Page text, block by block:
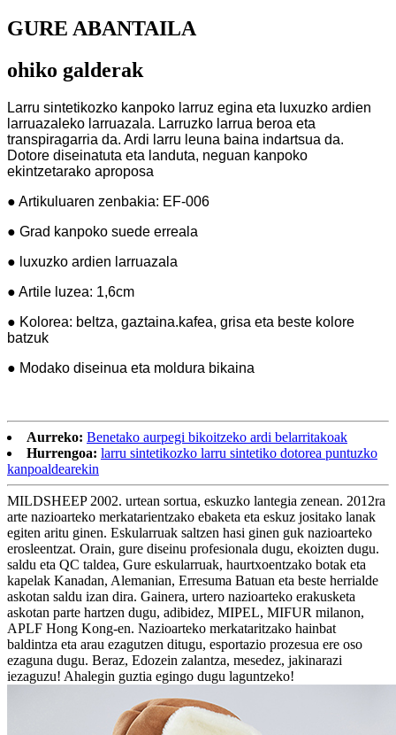
GURE ABANTAILA
ohiko galderak
Larru sintetikozko kanpoko larruz egina eta luxuzko ardien
larruazaleko larruazala. Larruzko larrua beroa eta
transpiragarria da. Ardi larru leuna baina indartsua da.
Dotore diseinatuta eta landuta, neguan kanpoko
ekintzetarako aproposa
● Artikuluaren zenbakia: EF-006
● Grad kanpoko suede erreala
● luxuzko ardien larruazala
● Artile luzea: 1,6cm
● Kolorea: beltza, gaztaina.kafea, grisa eta beste kolore
batzuk
● Modako diseinua eta moldura bikaina
Aurreko: Benetako aurpegi bikoitzeko ardi belarritakoak
Hurrengoa: larru sintetikozko larru sintetiko dotorea puntuzko
kanpoaldearekin
MILDSHEEP 2002. urtean sortua, eskuzko lantegia zenean. 2012ra
arte nazioarteko merkatarientzako ebaketa eta eskuz jositako lanak
egiten aritu ginen. Eskularruak saltzen hasi ginen guk nazioarteko
erosleentzat. Orain, gure diseinu profesionala dugu, ekoizten dugu.
saldu eta QC taldea, Gure eskularruak, haurtxoentzako botak eta
kapelak Kanadan, Alemanian, Erresuma Batuan eta beste herrialde
askotan saldu izan dira. Gainera, urtero nazioarteko erakusketa
askotan parte hartzen dugu, adibidez, MIPEL, MIFUR milanon,
APLF Hong Kong-en. Nazioarteko merkataritzako hainbat
baldintza eta arau ezagutzen ditugu, esportazio prozesua ere oso
ezaguna dugu. Beraz, Edozein zalantza, mesedez, jakinarazi
iezaguzu! Ahalegin guztia egingo dugu laguntzeko!